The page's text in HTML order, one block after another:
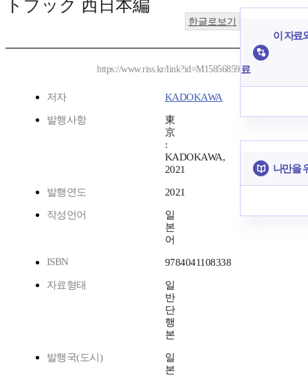
トブック 西日本編
한글로보기
https://www.riss.kr/link?id=M15856859
저자 KADOKAWA
발행사항
東
京
:
KADOKAWA,
2021
발행연도 2021
작성언어
일
본
어
ISBN
9784041108338
자료형태
일
반
단
행
본
발행국(도시)
일
본
이 자료
료
나만을